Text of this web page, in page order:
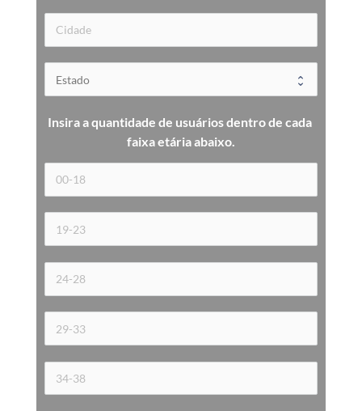
faixa etária abaixo.